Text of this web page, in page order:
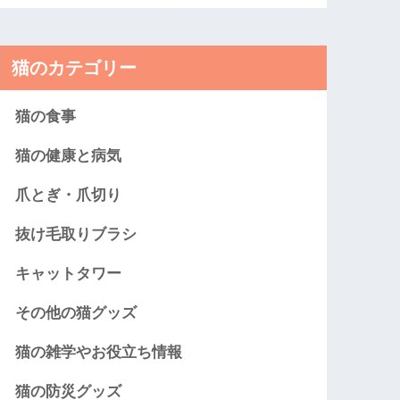
猫のカテゴリー
猫の食事
猫の健康と病気
爪とぎ・爪切り
抜け毛取りブラシ
キャットタワー
その他の猫グッズ
猫の雑学やお役立ち情報
猫の防災グッズ